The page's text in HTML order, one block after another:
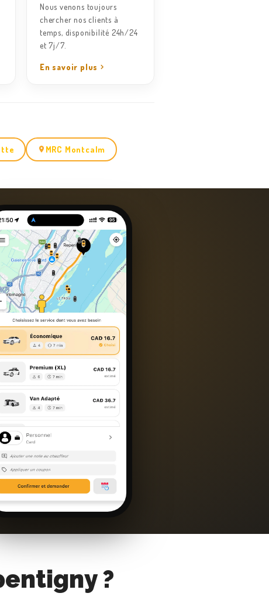
Nous venons toujours
chercher nos clients à
temps, disponibilité 24h/24
et 7j/7.
En savoir plus
MRC Montcalm
?